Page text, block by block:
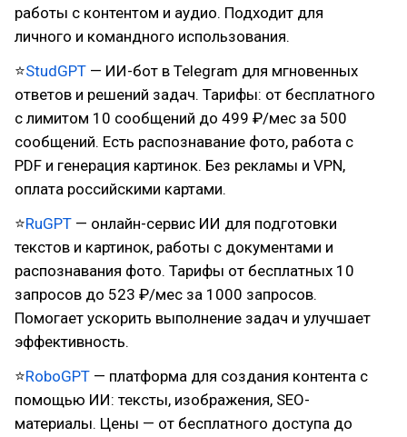
работы с контентом и аудио. Подходит для
личного и командного использования.
⭐StudGPT — ИИ-бот в Telegram для мгновенных
ответов и решений задач. Тарифы: от бесплатного
с лимитом 10 сообщений до 499 ₽/мес за 500
сообщений. Есть распознавание фото, работа с
PDF и генерация картинок. Без рекламы и VPN,
оплата российскими картами.
⭐RuGPT — онлайн-сервис ИИ для подготовки
текстов и картинок, работы с документами и
распознавания фото. Тарифы от бесплатных 10
запросов до 523 ₽/мес за 1000 запросов.
Помогает ускорить выполнение задач и улучшает
эффективность.
⭐RoboGPT — платформа для создания контента с
помощью ИИ: тексты, изображения, SEO-
материалы. Цены — от бесплатного доступа до